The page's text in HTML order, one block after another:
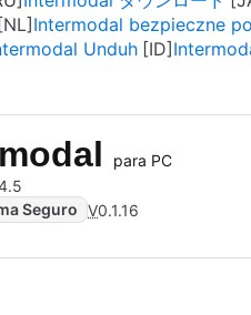
Intermodal bezpieczne
Unduh
para PC
Seguro V0.1.16